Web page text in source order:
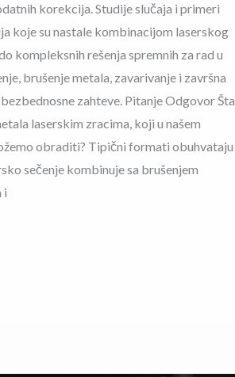
korekcija. Studije slučaja i primeri
koje su nastale kombinacijom laserskog
kompleksnih rešenja spremnih za rad u
brušenje metala, zavarivanje i završna
zahteve. Pitanje Odgovor Šta
laserskim zracima, koji u našem
obraditi? Tipični formati obuhvataju
sečenje kombinuje sa brušenjem
i